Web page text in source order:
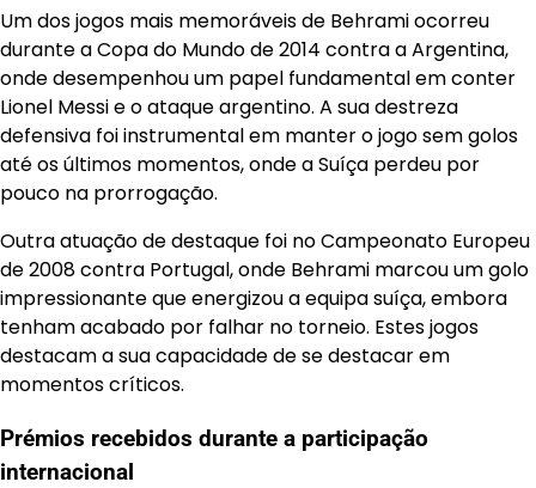
Um dos jogos mais memoráveis de Behrami ocorreu
durante a Copa do Mundo de 2014 contra a Argentina,
onde desempenhou um papel fundamental em conter
Lionel Messi e o ataque argentino. A sua destreza
defensiva foi instrumental em manter o jogo sem golos
até os últimos momentos, onde a Suíça perdeu por
pouco na prorrogação.
Outra atuação de destaque foi no Campeonato Europeu
de 2008 contra Portugal, onde Behrami marcou um golo
impressionante que energizou a equipa suíça, embora
tenham acabado por falhar no torneio. Estes jogos
destacam a sua capacidade de se destacar em
momentos críticos.
Prémios recebidos durante a participação
internacional